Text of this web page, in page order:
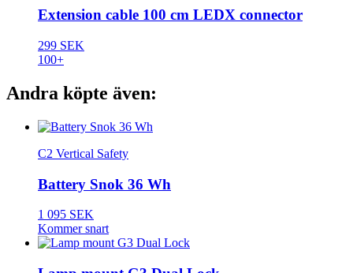
Extension cable 100 cm LEDX connector
299 SEK
100+
Andra köpte även:
C2 Vertical Safety
Battery Snok 36 Wh
1 095 SEK
Kommer snart